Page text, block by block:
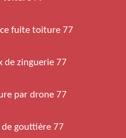
fuite toiture 77
de zinguerie 77
par drone 77
gouttière 77